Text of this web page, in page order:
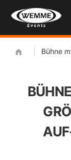
Inhalt
Bühne